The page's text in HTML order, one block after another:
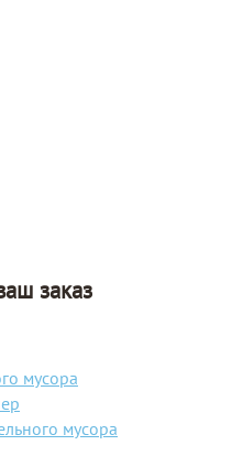
заказ
мусора
мусора